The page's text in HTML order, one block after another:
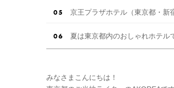
京王プラザホテル（東京都・新
夏は東京都内のおしゃれホテル
みなさまこんにちは！